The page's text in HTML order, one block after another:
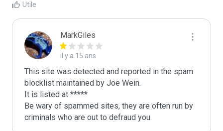
Utile
MarkGiles
il y a 15 ans
This site was detected and reported in the spam
blocklist maintained by Joe Wein.
It is listed at *****
Be wary of spammed sites, they are often run by
criminals who are out to defraud you.